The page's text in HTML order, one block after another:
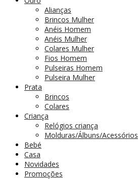
Alianças
Brincos Mulher
Anéis Homem
Anéis Mulher
Colares Mulher
Fios Homem
Pulseiras Homem
Pulseira Mulher
Prata
Brincos
Colares
Criança
Relógios criança
Molduras/Álbuns/Acessórios
Bebé
Casa
Novidades
Promoções